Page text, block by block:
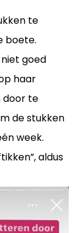
te
boete.
goed
haar
door te
de stukken
week.
aldus